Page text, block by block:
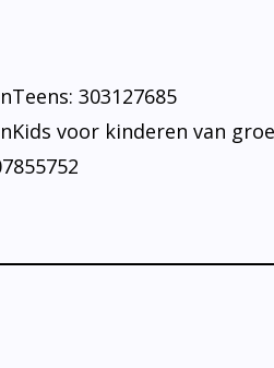
303127685
voor kinderen van